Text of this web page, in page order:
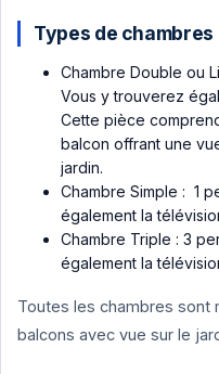
Types de chambres
Chambre Double ou
Vous y trouverez
Cette pièce
balcon offrant une
jardin.
Chambre Simple : 1
également la
Chambre Triple : 3
également la
Toutes les chambres sont
balcons avec vue sur le